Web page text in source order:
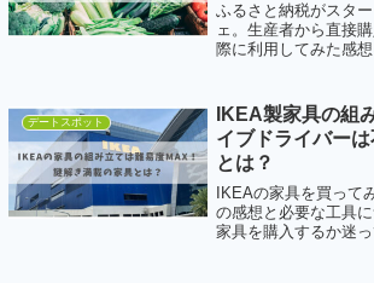
ふるさと納税がスタ
ェ。生産者から直接
際に利用してみた感
デートスポット
IKEA製家具の組
イブドライバー
とは？
IKEAの家具を買って
の感想と必要な工具
家具を購入するか迷